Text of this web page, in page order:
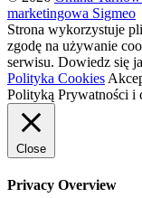
marketingowa Sigmeo
Strona wykorzystuje
zgodę na używanie
serwisu. Dowiedz się
Polityka Cookies
Polityką Prywatności i
Close
Privacy Overview